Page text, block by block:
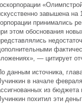
завышена
принимались
этом обоснования
— цитирует
данным источника,
в начале
из
похитил эти